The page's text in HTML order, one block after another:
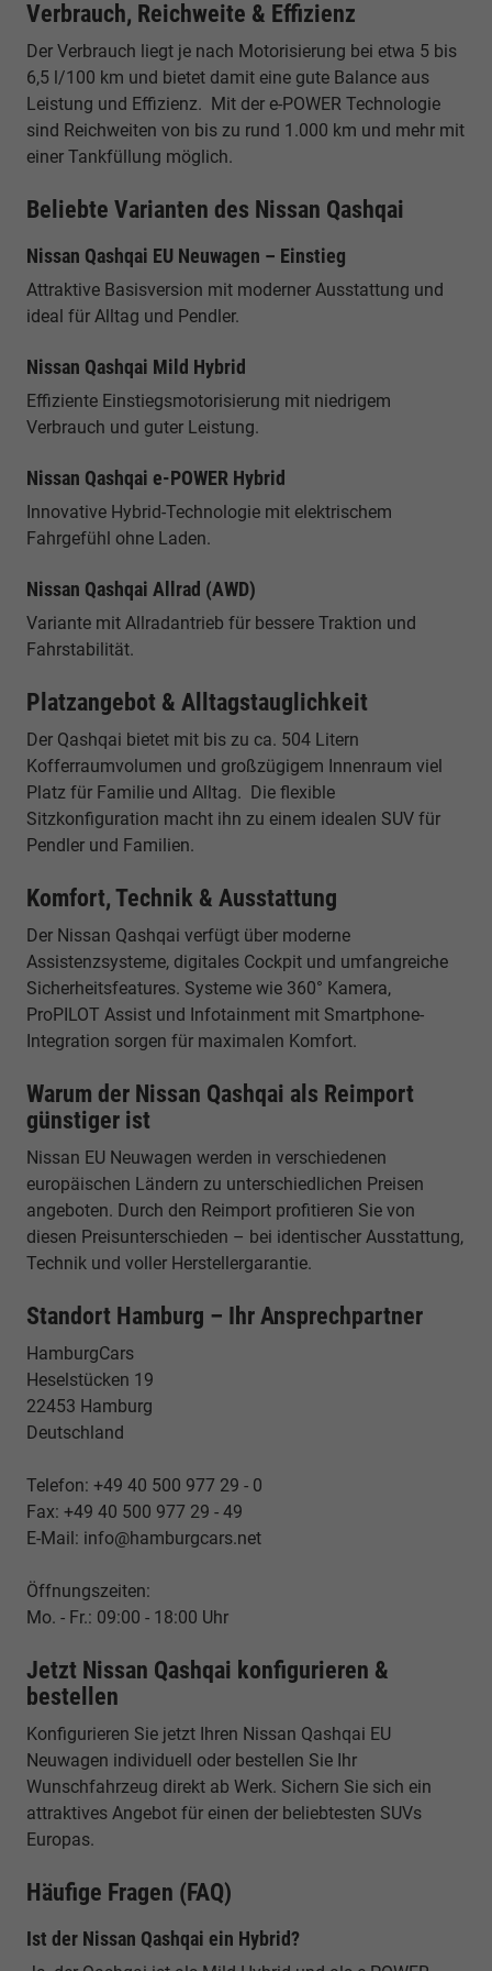
Verbrauch, Reichweite & Effizienz
Der Verbrauch liegt je nach Motorisierung bei etwa 5 bis
6,5 l/100 km und bietet damit eine gute Balance aus
Leistung und Effizienz. Mit der e-POWER Technologie
sind Reichweiten von bis zu rund 1.000 km und mehr mit
einer Tankfüllung möglich.
Beliebte Varianten des Nissan Qashqai
Nissan Qashqai EU Neuwagen – Einstieg
Attraktive Basisversion mit moderner Ausstattung und
ideal für Alltag und Pendler.
Nissan Qashqai Mild Hybrid
Effiziente Einstiegsmotorisierung mit niedrigem
Verbrauch und guter Leistung.
Nissan Qashqai e-POWER Hybrid
Innovative Hybrid-Technologie mit elektrischem
Fahrgefühl ohne Laden.
Nissan Qashqai Allrad (AWD)
Variante mit Allradantrieb für bessere Traktion und
Fahrstabilität.
Platzangebot & Alltagstauglichkeit
Der Qashqai bietet mit bis zu ca. 504 Litern
Kofferraumvolumen und großzügigem Innenraum viel
Platz für Familie und Alltag. Die flexible
Sitzkonfiguration macht ihn zu einem idealen SUV für
Pendler und Familien.
Komfort, Technik & Ausstattung
Der Nissan Qashqai verfügt über moderne
Assistenzsysteme, digitales Cockpit und umfangreiche
Sicherheitsfeatures. Systeme wie 360° Kamera,
ProPILOT Assist und Infotainment mit Smartphone-
Integration sorgen für maximalen Komfort.
Warum der Nissan Qashqai als Reimport
günstiger ist
Nissan EU Neuwagen werden in verschiedenen
europäischen Ländern zu unterschiedlichen Preisen
angeboten. Durch den Reimport profitieren Sie von
diesen Preisunterschieden – bei identischer Ausstattung,
Technik und voller Herstellergarantie.
Standort Hamburg – Ihr Ansprechpartner
HamburgCars
Heselstücken 19
22453 Hamburg
Deutschland
Telefon: +49 40 500 977 29 - 0
Fax: +49 40 500 977 29 - 49
E-Mail: info@hamburgcars.net
Öffnungszeiten:
Mo. - Fr.: 09:00 - 18:00 Uhr
Jetzt Nissan Qashqai konfigurieren &
bestellen
Konfigurieren Sie jetzt Ihren Nissan Qashqai EU
Neuwagen individuell oder bestellen Sie Ihr
Wunschfahrzeug direkt ab Werk. Sichern Sie sich ein
attraktives Angebot für einen der beliebtesten SUVs
Europas.
Häufige Fragen (FAQ)
Ist der Nissan Qashqai ein Hybrid?